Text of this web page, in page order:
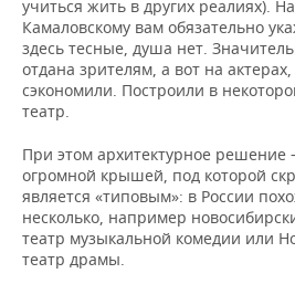
учиться жить в других реалиях).
Камаловскому вам обязательно
здесь тесные, душа нет.
отдана зрителям, а вот на актерах,
сэкономили. Построили в
театр.
При этом архитектурное решение
огромной крышей, под которой
является «типовым»: в России
несколько, например
театр музыкальной комедии или
театр драмы.